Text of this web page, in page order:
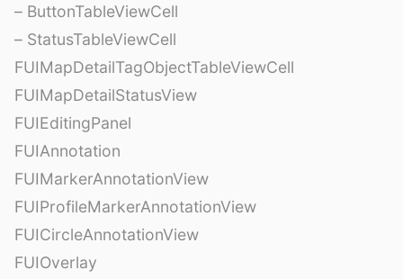
– ButtonTableViewCell
– StatusTableViewCell
FUIMapDetailTagObjectTableViewCell
FUIMapDetailStatusView
FUIEditingPanel
FUIAnnotation
FUIMarkerAnnotationView
FUIProfileMarkerAnnotationView
FUICircleAnnotationView
FUIOverlay